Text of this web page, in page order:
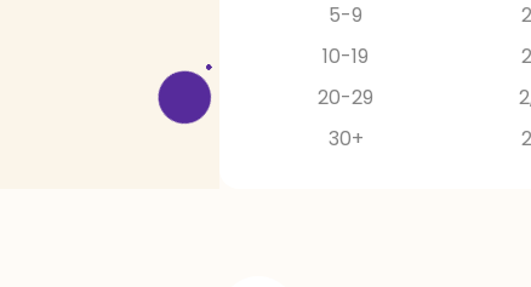
5-9
10-19
20-29
30+